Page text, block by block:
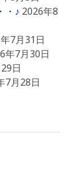
・♪ 2026年8
7月31日
年7月30日
日
7月28日